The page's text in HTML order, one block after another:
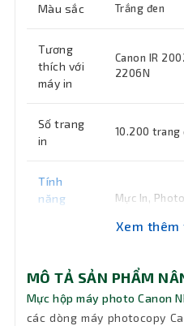
Màu sắc Trắng đen
Tương
thích với
máy in
Canon IR
2206N
Số trang
in
10.200 trang
Tính
năng
Mực In,
Xem thêm
MÔ TẢ SẢN PHẨM
Mực hộp máy photo Canon
các dòng máy photocopy